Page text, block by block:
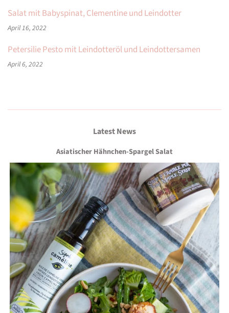
Salat mit Babyspinat, Clementine und Leindotter
April 16, 2022
Petersilie Pesto mit Leindotteröl und Leindottersamen
April 6, 2022
Latest News
Asiatischer Hähnchen-Spargel Salat